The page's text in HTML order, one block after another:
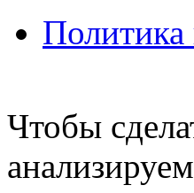
Политика
Чтобы